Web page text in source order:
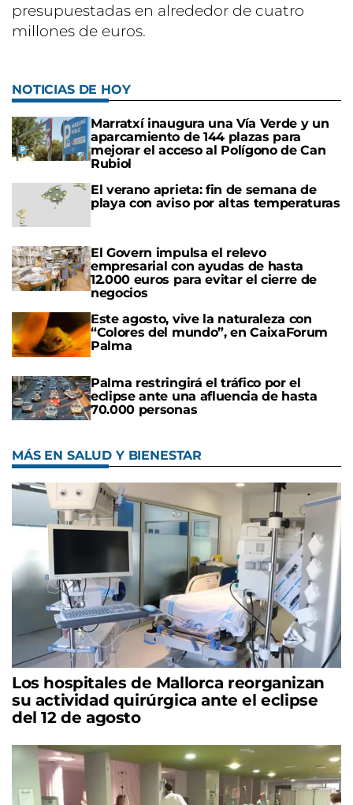
presupuestadas en alrededor de cuatro
millones de euros.
NOTICIAS DE HOY
Marratxí inaugura una Vía Verde y un
aparcamiento de 144 plazas para
mejorar el acceso al Polígono de Can
Rubiol
El verano aprieta: fin de semana de
playa con aviso por altas temperaturas
El Govern impulsa el relevo
empresarial con ayudas de hasta
12.000 euros para evitar el cierre de
negocios
Este agosto, vive la naturaleza con
“Colores del mundo”, en CaixaForum
Palma
Palma restringirá el tráfico por el
eclipse ante una afluencia de hasta
70.000 personas
MÁS EN SALUD Y BIENESTAR
Los hospitales de Mallorca reorganizan
su actividad quirúrgica ante el eclipse
del 12 de agosto